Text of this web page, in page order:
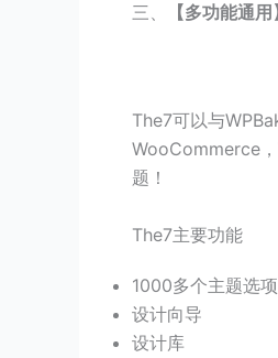
三、 【多功能通用
The7可以与
WooCommerce
题！
The7主要功能
1000多个主题选项
设计向导
设计库